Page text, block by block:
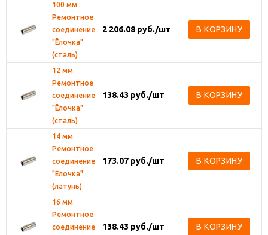
100 мм
Ремонтное
соединение
"Ёлочка"
(сталь)
2 206.08 руб./шт В КОРЗИНУ
12 мм
Ремонтное
соединение
"Ёлочка"
(сталь)
138.43 руб./шт В КОРЗИНУ
14 мм
Ремонтное
соединение
"Ёлочка"
(латунь)
173.07 руб./шт В КОРЗИНУ
16 мм
Ремонтное
соединение
138.43 руб./шт В КОРЗИНУ